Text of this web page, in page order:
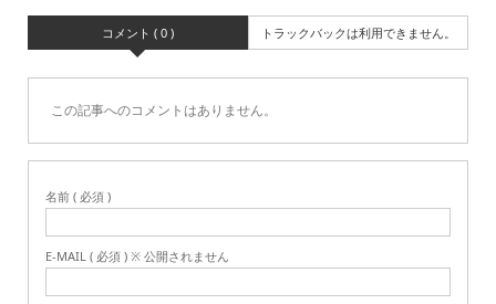
コメント ( 0 ) トラックバックは利用できません。
この記事へのコメントはありません。
名前 ( 必須 )
E-MAIL ( 必須 ) ※ 公開されません